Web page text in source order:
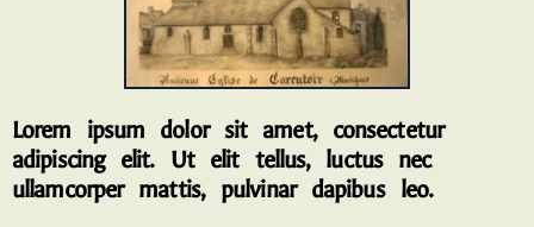
Lorem ipsum dolor sit amet, consectetur
adipiscing elit. Ut elit tellus, luctus nec
ullamcorper mattis, pulvinar dapibus leo.